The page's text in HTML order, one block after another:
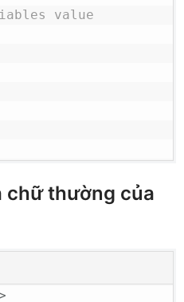
value
chữ thường của